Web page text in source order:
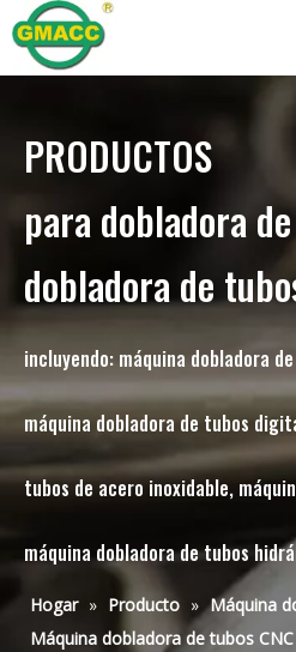
PRODUCTOS
para dobladora
dobladora de
incluyendo: máquina dobladora
máquina dobladora de tubos
tubos de acero inoxidable,
máquina dobladora de tubos
Hogar » Producto » Máquina
Máquina dobladora de tubos CNC